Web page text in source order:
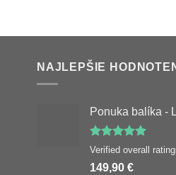
NAJLEPŠIE
Ponuka balíka -
Hodnotenie
Verified overall
149,90 €